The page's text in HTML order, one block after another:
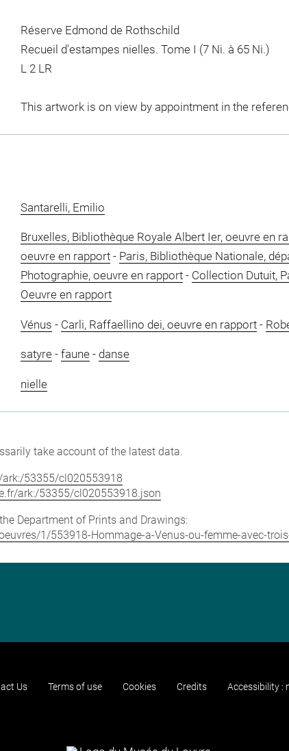
Réserve Edmond de Rothschild
Recueil d'estampes nielles. Tome I (7 Ni. à 65 Ni.)
L 2 LR
This artwork is on view by appointment in the
Santarelli, Emilio
Bruxelles, Bibliothèque Royale Albert Ier, oeuvre en
oeuvre en rapport- Paris, Bibliothèque Nationale,
Photographie, oeuvre en rapport- Collection Dutuit,
Oeuvre en rapport
Vénus - Carli, Raffaellino dei, oeuvre en rapport-
satyre- faune- danse
nielle
take account of the latest data.
53355/cl020553918
ark:/53355/cl020553918.json
Department of Prints and Drawings:
1/553918-Hommage-a-Venus-ou-femme-avec-
Us Terms of use Cookies Credits Accessibility :